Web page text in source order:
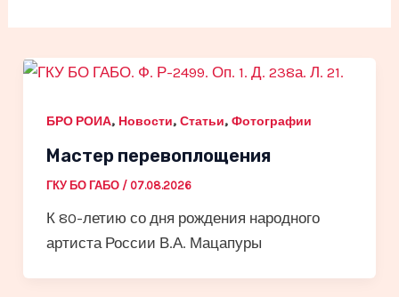
БРО РОИА, Новости, Статьи, Фотографии
Мастер перевоплощения
ГКУ БО ГАБО / 07.08.2026
К 80-летию со дня рождения народного
артиста России В.А. Мацапуры